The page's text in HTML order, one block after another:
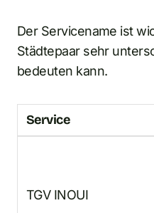
Der Servicename ist
Städtepaar sehr
bedeuten kann.
Service
TGV INOUI